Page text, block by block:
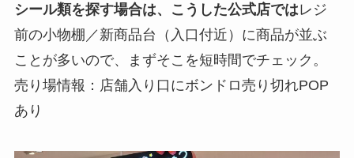
シール類を探す場合は、こうした公式店ではレジ
前の小物棚／新商品台（入口付近）に商品が並ぶ
ことが多いので、まずそこを短時間でチェック。
売り場情報：店舗入り口にボンドロ売り切れPOP
あり